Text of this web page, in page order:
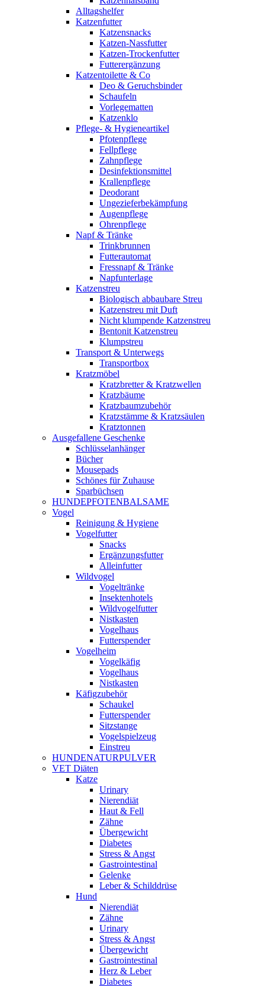
Alltagshelfer
Katzenfutter
Katzensnacks
Katzen-Nassfutter
Katzen-Trockenfutter
Futterergänzung
Katzentoilette & Co
Deo & Geruchsbinder
Schaufeln
Vorlegematten
Katzenklo
Pflege- & Hygieneartikel
Pfotenpflege
Fellpflege
Zahnpflege
Desinfektionsmittel
Krallenpflege
Deodorant
Ungezieferbekämpfung
Augenpflege
Ohrenpflege
Napf & Tränke
Trinkbrunnen
Futterautomat
Fressnapf & Tränke
Napfunterlage
Katzenstreu
Biologisch abbaubare Streu
Katzenstreu mit Duft
Nicht klumpende Katzenstreu
Bentonit Katzenstreu
Klumpstreu
Transport & Unterwegs
Transportbox
Kratzmöbel
Kratzbretter & Kratzwellen
Kratzbäume
Kratzbaumzubehör
Kratzstämme & Kratzsäulen
Kratztonnen
Ausgefallene Geschenke
Schlüsselanhänger
Bücher
Mousepads
Schönes für Zuhause
Sparbüchsen
HUNDEPFOTENBALSAME
Vogel
Reinigung & Hygiene
Vogelfutter
Snacks
Ergänzungsfutter
Alleinfutter
Wildvogel
Vogeltränke
Insektenhotels
Wildvogelfutter
Nistkasten
Vogelhaus
Futterspender
Vogelheim
Vogelkäfig
Vogelhaus
Nistkasten
Käfigzubehör
Schaukel
Futterspender
Sitzstange
Vogelspielzeug
Einstreu
HUNDENATURPULVER
VET Diäten
Katze
Urinary
Nierendiät
Haut & Fell
Zähne
Übergewicht
Diabetes
Stress & Angst
Gastrointestinal
Gelenke
Leber & Schilddrüse
Hund
Nierendiät
Zähne
Urinary
Stress & Angst
Übergewicht
Gastrointestinal
Herz & Leber
Diabetes